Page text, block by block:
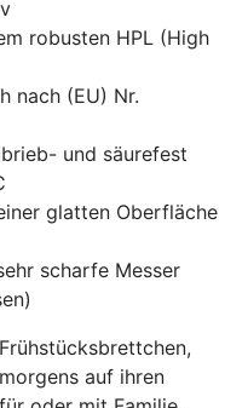
robusten HPL (High
nach (EU) Nr.
und säurefest
glatten Oberfläche
scharfe Messer
auf ihren